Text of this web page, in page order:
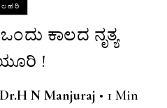
ಲಹರಿ
ಕಾಲದ ನೃತ್ಯ
!
Dr.H N Manjuraj • 1 Min